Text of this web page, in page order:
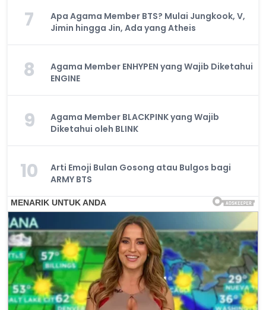
7
Apa Agama Member BTS? Mulai Jungkook, V,
Jimin hingga Jin, Ada yang Atheis
8
Agama Member ENHYPEN yang Wajib Diketahui
ENGINE
9
Agama Member BLACKPINK yang Wajib
Diketahui oleh BLINK
10
Arti Emoji Bulan Gosong atau Bulgos bagi
ARMY BTS